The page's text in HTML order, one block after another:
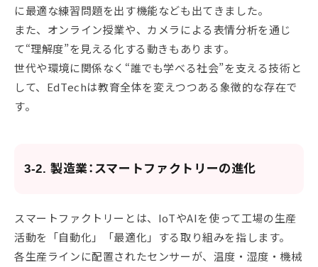
に最適な練習問題を出す機能なども出てきました。
また、オンライン授業や、カメラによる表情分析を通じ
て“理解度”を見える化する動きもあります。
世代や環境に関係なく“誰でも学べる社会”を支える技術と
して、EdTechは教育全体を変えつつある象徴的な存在で
す。
3-2. 製造業：スマートファクトリーの進化
スマートファクトリーとは、IoTやAIを使って工場の生産
活動を「自動化」「最適化」する取り組みを指します。
各生産ラインに配置されたセンサーが、温度・湿度・機械